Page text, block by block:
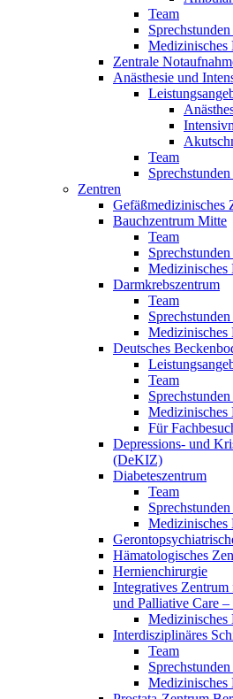
Team
Medizinisches
Zentrale
Anästhesie und
Team
Zentren
Gefäßmedizinisches
Bauchzentrum Mitte
Team
Medizinisches
Darmkrebszentrum
Team
Medizinisches
Deutsches
Team
Medizinisches
Für
Depressions- und
(DeKIZ)
Diabeteszentrum
Team
Medizinisches
Hämatologisches
Hernienchirurgie
Integratives
und Palliative Care
Medizinisches
Interdisziplinäres
Team
Medizinisches